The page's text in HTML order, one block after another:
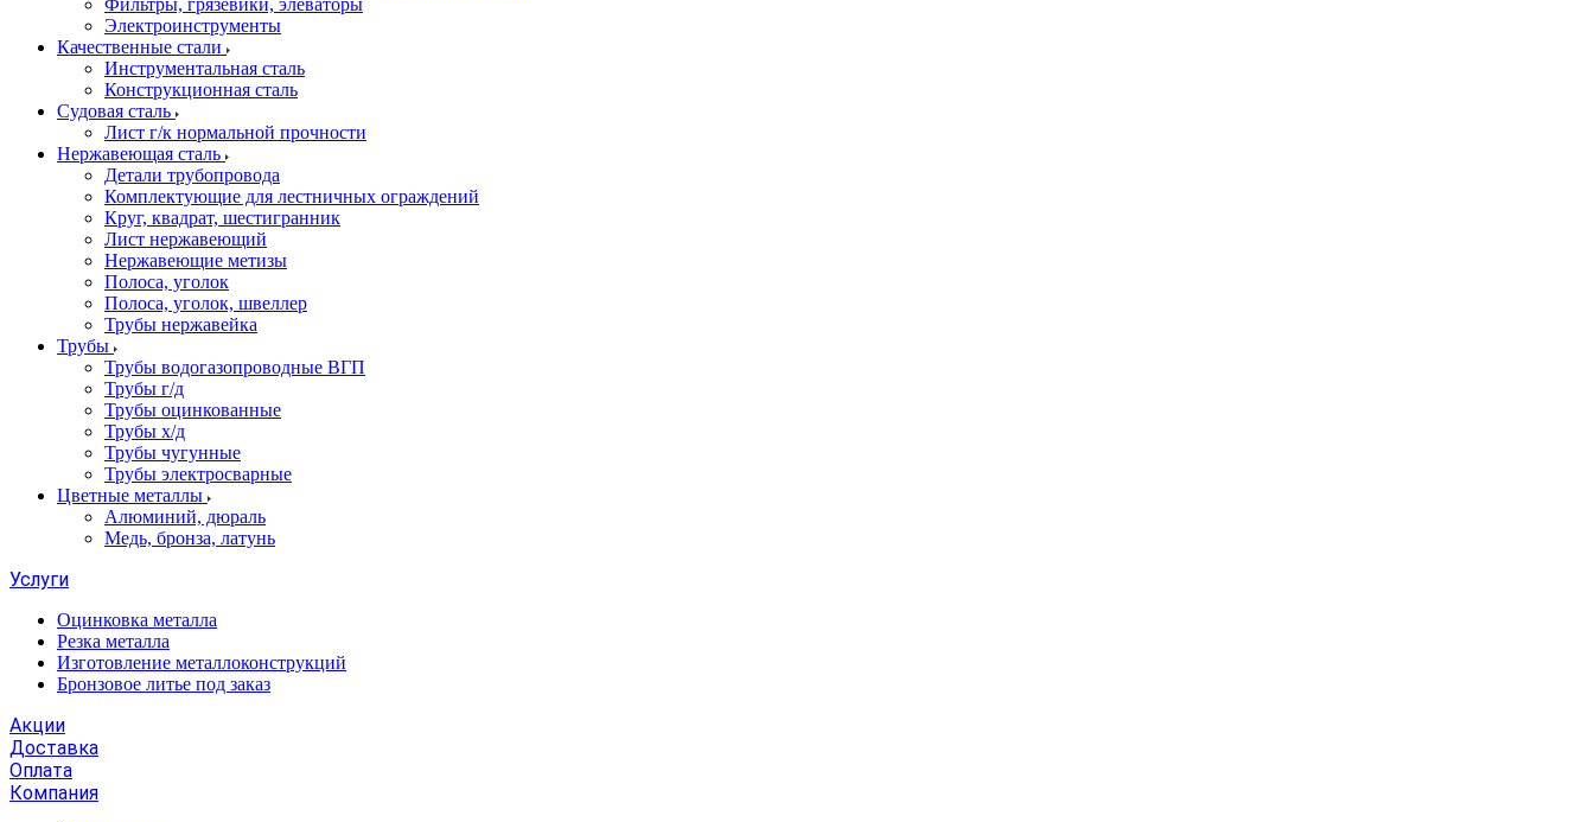
Фильтры, грязевики, элеваторы
Электроинструменты
Качественные стали
Инструментальная сталь
Конструкционная сталь
Судовая сталь
Лист г/к нормальной прочности
Нержавеющая сталь
Детали трубопровода
Комплектующие для лестничных ограждений
Круг, квадрат, шестигранник
Лист нержавеющий
Нержавеющие метизы
Полоса, уголок
Полоса, уголок, швеллер
Трубы нержавейка
Трубы
Трубы водогазопроводные ВГП
Трубы г/д
Трубы оцинкованные
Трубы х/д
Трубы чугунные
Трубы электросварные
Цветные металлы
Алюминий, дюраль
Медь, бронза, латунь
Услуги
Оцинковка металла
Резка металла
Изготовление металлоконструкций
Бронзовое литье под заказ
Акции
Доставка
Оплата
Компания